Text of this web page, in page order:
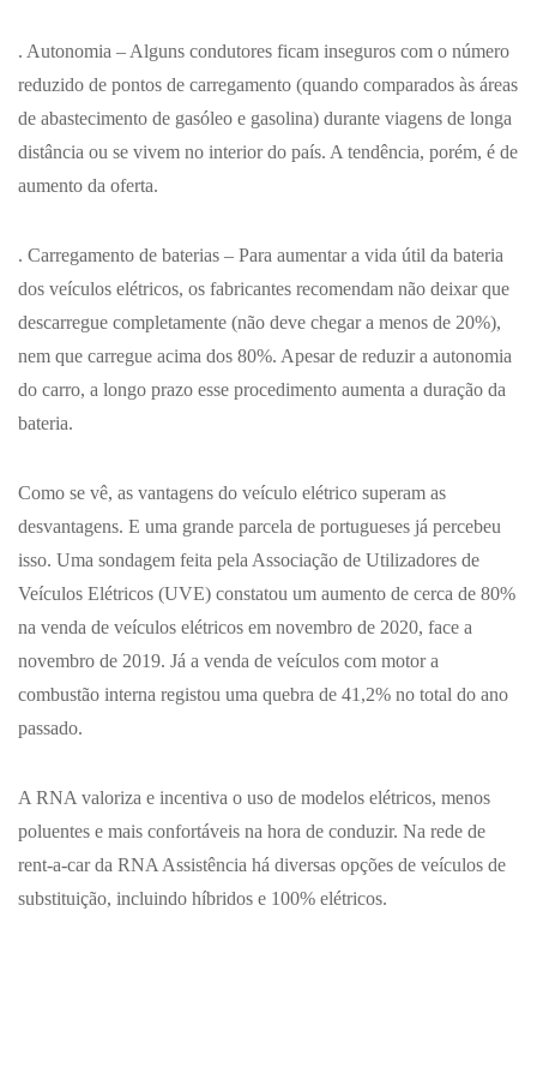
. Autonomia – Alguns condutores ficam inseguros com o número
reduzido de pontos de carregamento (quando comparados às áreas
de abastecimento de gasóleo e gasolina) durante viagens de longa
distância ou se vivem no interior do país. A tendência, porém, é de
aumento da oferta.
. Carregamento de baterias – Para aumentar a vida útil da bateria
dos veículos elétricos, os fabricantes recomendam não deixar que
descarregue completamente (não deve chegar a menos de 20%),
nem que carregue acima dos 80%. Apesar de reduzir a autonomia
do carro, a longo prazo esse procedimento aumenta a duração da
bateria.
Como se vê, as vantagens do veículo elétrico superam as
desvantagens. E uma grande parcela de portugueses já percebeu
isso. Uma sondagem feita pela Associação de Utilizadores de
Veículos Elétricos (UVE) constatou um aumento de cerca de 80%
na venda de veículos elétricos em novembro de 2020, face a
novembro de 2019. Já a venda de veículos com motor a
combustão interna registou uma quebra de 41,2% no total do ano
passado.
A RNA valoriza e incentiva o uso de modelos elétricos, menos
poluentes e mais confortáveis na hora de conduzir. Na rede de
rent-a-car da RNA Assistência há diversas opções de veículos de
substituição, incluindo híbridos e 100% elétricos.